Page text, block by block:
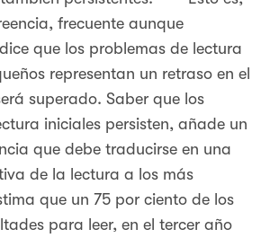
frecuente aunque
que los problemas de lectura
representan un retraso en el
superado. Saber que los
iniciales persisten, añade un
que debe traducirse en una
de la lectura a los más
que un 75 por ciento de los
para leer, en el tercer año